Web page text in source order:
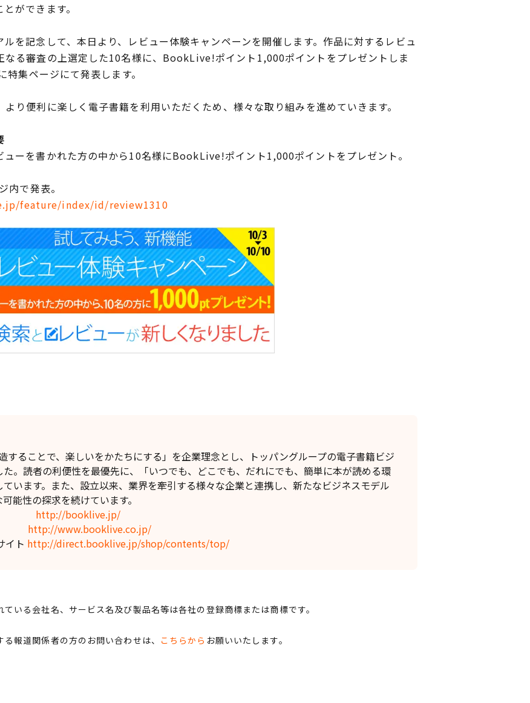
ができます。
を記念して、本日より、レビュー体験キャンペーンを開催します。作品に対するレビュ
なる審査の上選定した10名様に、BookLive!ポイント1,000ポイントをプレゼントしま
集ページにて発表します。
り便利に楽しく電子書籍を利用いただくため、様々な取り組みを進めていきます。
ーを書かれた方の中から10名様にBookLive!ポイント1,000ポイントをプレゼント。
で発表。
feature/index/id/review1310
ることで、楽しいをかたちにする」を企業理念とし、トッパングループの電子書籍ビジ
。読者の利便性を最優先に、「いつでも、どこでも、だれにでも、簡単に本が読める環
います。また、設立以来、業界を牽引する様々な企業と連携し、新たなビジネスモデル
能性の探求を続けています。
」 http://booklive.jp/
http://www.booklive.co.jp/
イト http://direct.booklive.jp/shop/contents/top/
いる会社名、サービス名及び製品名等は各社の登録商標または商標です。
る報道関係者の方のお問い合わせは、 こちらから お願いいたします。